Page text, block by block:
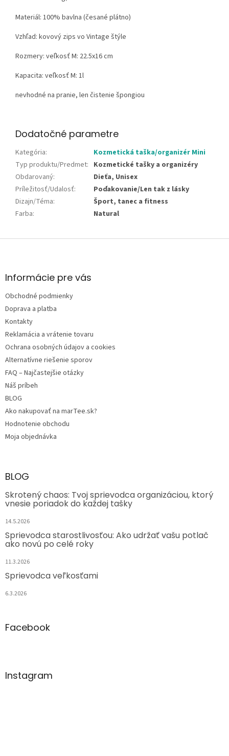
Materiál: 100% bavlna (česané plátno)
Vzhľad: kovový zips vo Vintage štýle
Rozmery: veľkosť M: 22.5x16 cm
Kapacita: veľkosť M: 1l
nevhodné na pranie, len čistenie špongiou
Dodatočné parametre
Kategória:
Kozmetická taška/organizér Mini
Typ produktu/Predmet: Kozmetické tašky a organizéry
Obdarovaný:
Dieťa, Unisex
Príležitosť/Udalosť:
Poďakovanie/Len tak z lásky
Dizajn/Téma:
Šport, tanec a fitness
Farba: Natural
Z
ä
e
Informácie pre vás
Obchodné podmienky
Doprava a platba
Kontakty
Reklamácia a vrátenie tovaru
Ochrana osobných údajov a cookies
Alternatívne riešenie sporov
FAQ – Najčastejšie otázky
Náš príbeh
BLOG
Ako nakupovať na marTee.sk?
Hodnotenie obchodu
Moja objednávka
BLOG
Skrotený chaos: Tvoj sprievodca organizáciou, ktorý
vnesie poriadok do každej tašky
14.5.2026
Sprievodca starostlivosťou: Ako udržať vašu potlač
ako novú po celé roky
11.3.2026
Sprievodca veľkosťami
6.3.2026
Facebook
Instagram